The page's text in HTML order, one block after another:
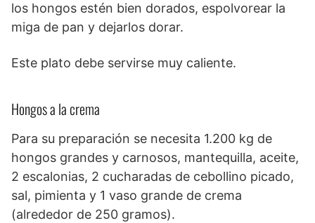
los hongos estén bien dorados, espolvorear la
miga de pan y dejarlos dorar.
Este plato debe servirse muy caliente.
Hongos a la crema
Para su preparación se necesita 1.200 kg de
hongos grandes y carnosos, mantequilla, aceite,
2 escalonias, 2 cucharadas de cebollino picado,
sal, pimienta y 1 vaso grande de crema
(alrededor de 250 gramos).